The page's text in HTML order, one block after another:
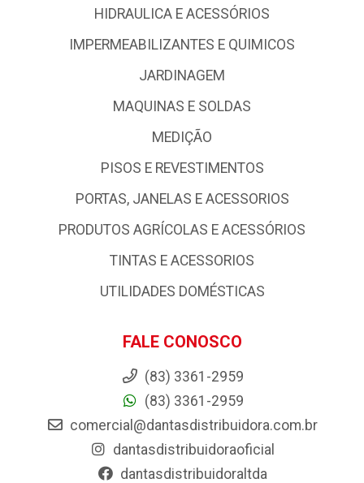
HIDRAULICA E ACESSÓRIOS
IMPERMEABILIZANTES E QUIMICOS
JARDINAGEM
MAQUINAS E SOLDAS
MEDIÇÃO
PISOS E REVESTIMENTOS
PORTAS, JANELAS E ACESSORIOS
PRODUTOS AGRÍCOLAS E ACESSÓRIOS
TINTAS E ACESSORIOS
UTILIDADES DOMÉSTICAS
FALE CONOSCO
(83) 3361-2959
(83) 3361-2959
comercial@dantasdistribuidora.com.br
dantasdistribuidoraoficial
dantasdistribuidoraltda